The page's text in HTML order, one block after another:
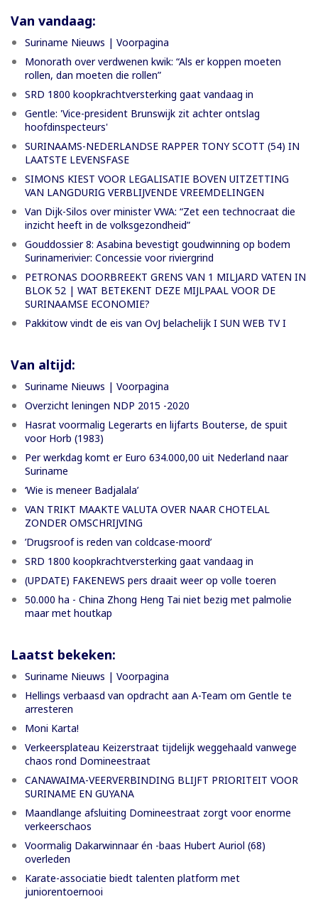
Van vandaag:
Suriname Nieuws | Voorpagina
Monorath over verdwenen kwik: “Als er koppen moeten
rollen, dan moeten die rollen”
SRD 1800 koopkrachtversterking gaat vandaag in
Gentle: 'Vice-president Brunswijk zit achter ontslag
hoofdinspecteurs'
SURINAAMS-NEDERLANDSE RAPPER TONY SCOTT (54) IN
LAATSTE LEVENSFASE
SIMONS KIEST VOOR LEGALISATIE BOVEN UITZETTING
VAN LANGDURIG VERBLIJVENDE VREEMDELINGEN
Van Dijk-Silos over minister VWA: “Zet een technocraat die
inzicht heeft in de volksgezondheid”
Gouddossier 8: Asabina bevestigt goudwinning op bodem
Surinamerivier: Concessie voor riviergrind
PETRONAS DOORBREEKT GRENS VAN 1 MILJARD VATEN IN
BLOK 52 | WAT BETEKENT DEZE MIJLPAAL VOOR DE
SURINAAMSE ECONOMIE?
Pakkitow vindt de eis van OvJ belachelijk I SUN WEB TV I
Van altijd:
Suriname Nieuws | Voorpagina
Overzicht leningen NDP 2015 -2020
Hasrat voormalig Legerarts en lijfarts Bouterse, de spuit
voor Horb (1983)
Per werkdag komt er Euro 634.000,00 uit Nederland naar
Suriname
‘Wie is meneer Badjalala’
VAN TRIKT MAAKTE VALUTA OVER NAAR CHOTELAL
ZONDER OMSCHRIJVING
’Drugsroof is reden van coldcase-moord’
SRD 1800 koopkrachtversterking gaat vandaag in
(UPDATE) FAKENEWS pers draait weer op volle toeren
50.000 ha - China Zhong Heng Tai niet bezig met palmolie
maar met houtkap
Laatst bekeken:
Suriname Nieuws | Voorpagina
Hellings verbaasd van opdracht aan A-Team om Gentle te
arresteren
Moni Karta!
Verkeersplateau Keizerstraat tijdelijk weggehaald vanwege
chaos rond Domineestraat
CANAWAIMA-VEERVERBINDING BLIJFT PRIORITEIT VOOR
SURINAME EN GUYANA
Maandlange afsluiting Domineestraat zorgt voor enorme
verkeerschaos
Voormalig Dakarwinnaar én -baas Hubert Auriol (68)
overleden
Karate-associatie biedt talenten platform met
juniorentoernooi